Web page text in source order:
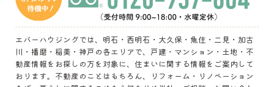
エバーハウジングでは、明石・西明石・大久保・魚住・二見・加古
川・播磨・稲美・神戸の各エリアで、戸建・マンション・土地・不
動産情報をお探しの方を対象に、住まいに関する情報をご案内して
おります。不動産のことはもちろん、リフォーム・リノベーション